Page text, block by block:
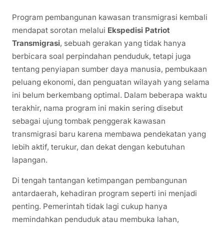
Program pembangunan kawasan transmigrasi kembali
mendapat sorotan melalui Ekspedisi Patriot
Transmigrasi, sebuah gerakan yang tidak hanya
berbicara soal perpindahan penduduk, tetapi juga
tentang penyiapan sumber daya manusia, pembukaan
peluang ekonomi, dan penguatan wilayah yang selama
ini belum berkembang optimal. Dalam beberapa waktu
terakhir, nama program ini makin sering disebut
sebagai ujung tombak penggerak kawasan
transmigrasi baru karena membawa pendekatan yang
lebih aktif, terukur, dan dekat dengan kebutuhan
lapangan.
Di tengah tantangan ketimpangan pembangunan
antardaerah, kehadiran program seperti ini menjadi
penting. Pemerintah tidak lagi cukup hanya
memindahkan penduduk atau membuka lahan,